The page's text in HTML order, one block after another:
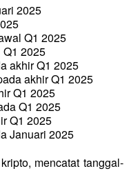
2025
Q1 2025
2025
akhir Q1 2025
akhir Q1 2025
Q1 2025
Q1 2025
Q1 2025
Januari 2025
mencatat tanggal-